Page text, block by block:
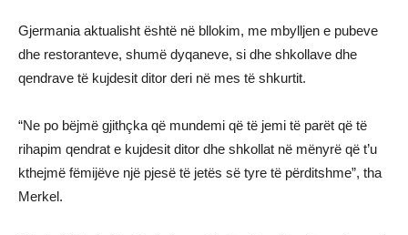
Gjermania aktualisht është në bllokim, me mbylljen e pubeve
dhe restoranteve, shumë dyqaneve, si dhe shkollave dhe
qendrave të kujdesit ditor deri në mes të shkurtit.
“Ne po bëjmë gjithçka që mundemi që të jemi të parët që të
rihapim qendrat e kujdesit ditor dhe shkollat ​​në mënyrë që t’u
kthejmë fëmijëve një pjesë të jetës së tyre të përditshme”, tha
Merkel.